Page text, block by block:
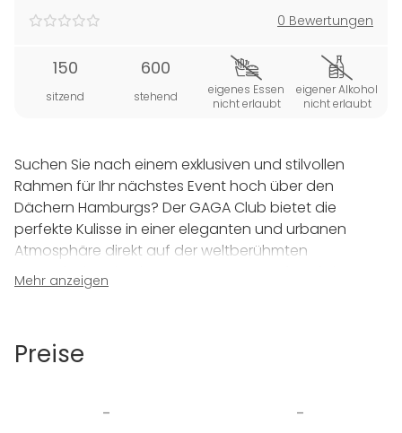
0 Bewertungen
150
sitzend
600
stehend
eigenes Essen
nicht erlaubt
eigener Alkohol
nicht erlaubt
Suchen Sie nach einem exklusiven und stilvollen
Rahmen für Ihr nächstes Event hoch über den
Dächern Hamburgs? Der GAGA Club bietet die
perfekte Kulisse in einer eleganten und urbanen
Atmosphäre direkt auf der weltberühmten
Reeperbahn. Ein gläserner Personenaufzug bringt
Ihre Gäste komfortabel in das 5. Obergeschoss des
geprägt von einem edlen Amtico-Bodenbelag in
Mehr anzeigen
Preise
- -